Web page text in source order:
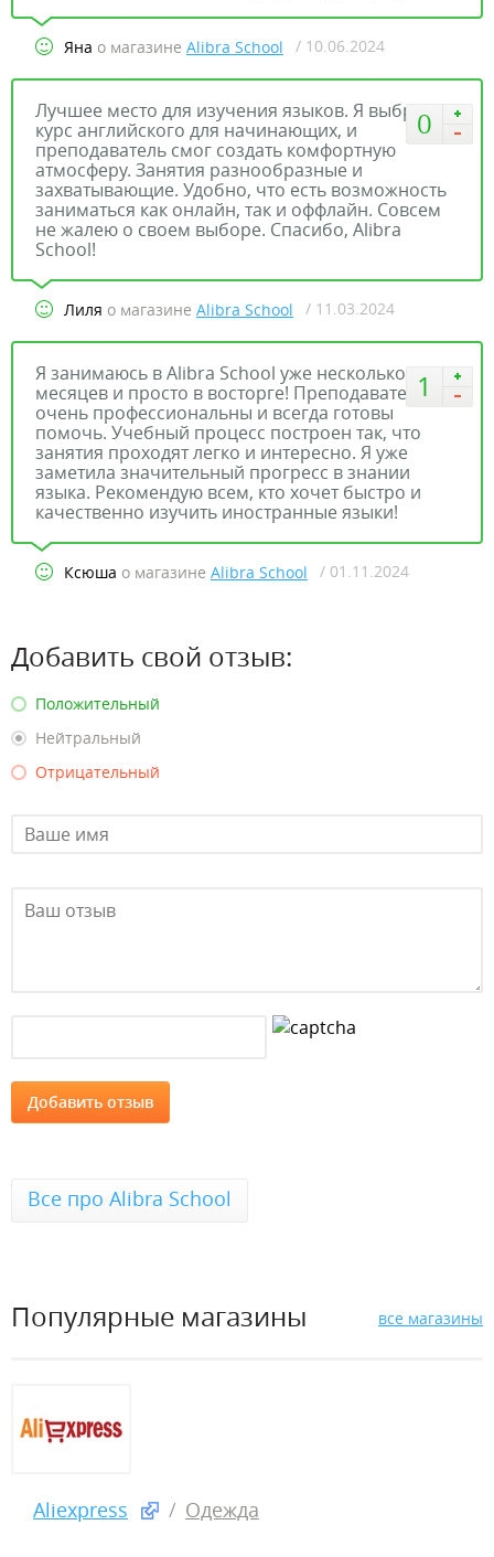
Яна о магазине Alibra School / 10.06.2024
0
Лучшее место для изучения языков. Я выбрала
курс английского для начинающих, и
преподаватель смог создать комфортную
атмосферу. Занятия разнообразные и
захватывающие. Удобно, что есть возможность
заниматься как онлайн, так и оффлайн. Совсем
не жалею о своем выборе. Спасибо, Alibra
School!
Лиля о магазине Alibra School / 11.03.2024
1
Я занимаюсь в Alibra School уже несколько
месяцев и просто в восторге! Преподаватели
очень профессиональны и всегда готовы
помочь. Учебный процесс построен так, что
занятия проходят легко и интересно. Я уже
заметила значительный прогресс в знании
языка. Рекомендую всем, кто хочет быстро и
качественно изучить иностранные языки!
Ксюша о магазине Alibra School / 01.11.2024
Добавить свой отзыв:
Положительный
Нейтральный
Отрицательный
Все про Alibra School
Популярные магазины все магазины
Aliexpress Одежда